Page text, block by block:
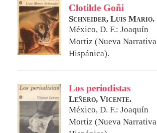
Clotilde Goñi
Schneider, Luis Mario.
México, D. F.: Joaquín
Mortiz (Nueva Narrativa
Hispánica).
Los periodistas
Leñero, Vicente.
México, D. F.: Joaquín
Mortiz (Nueva Narrativa